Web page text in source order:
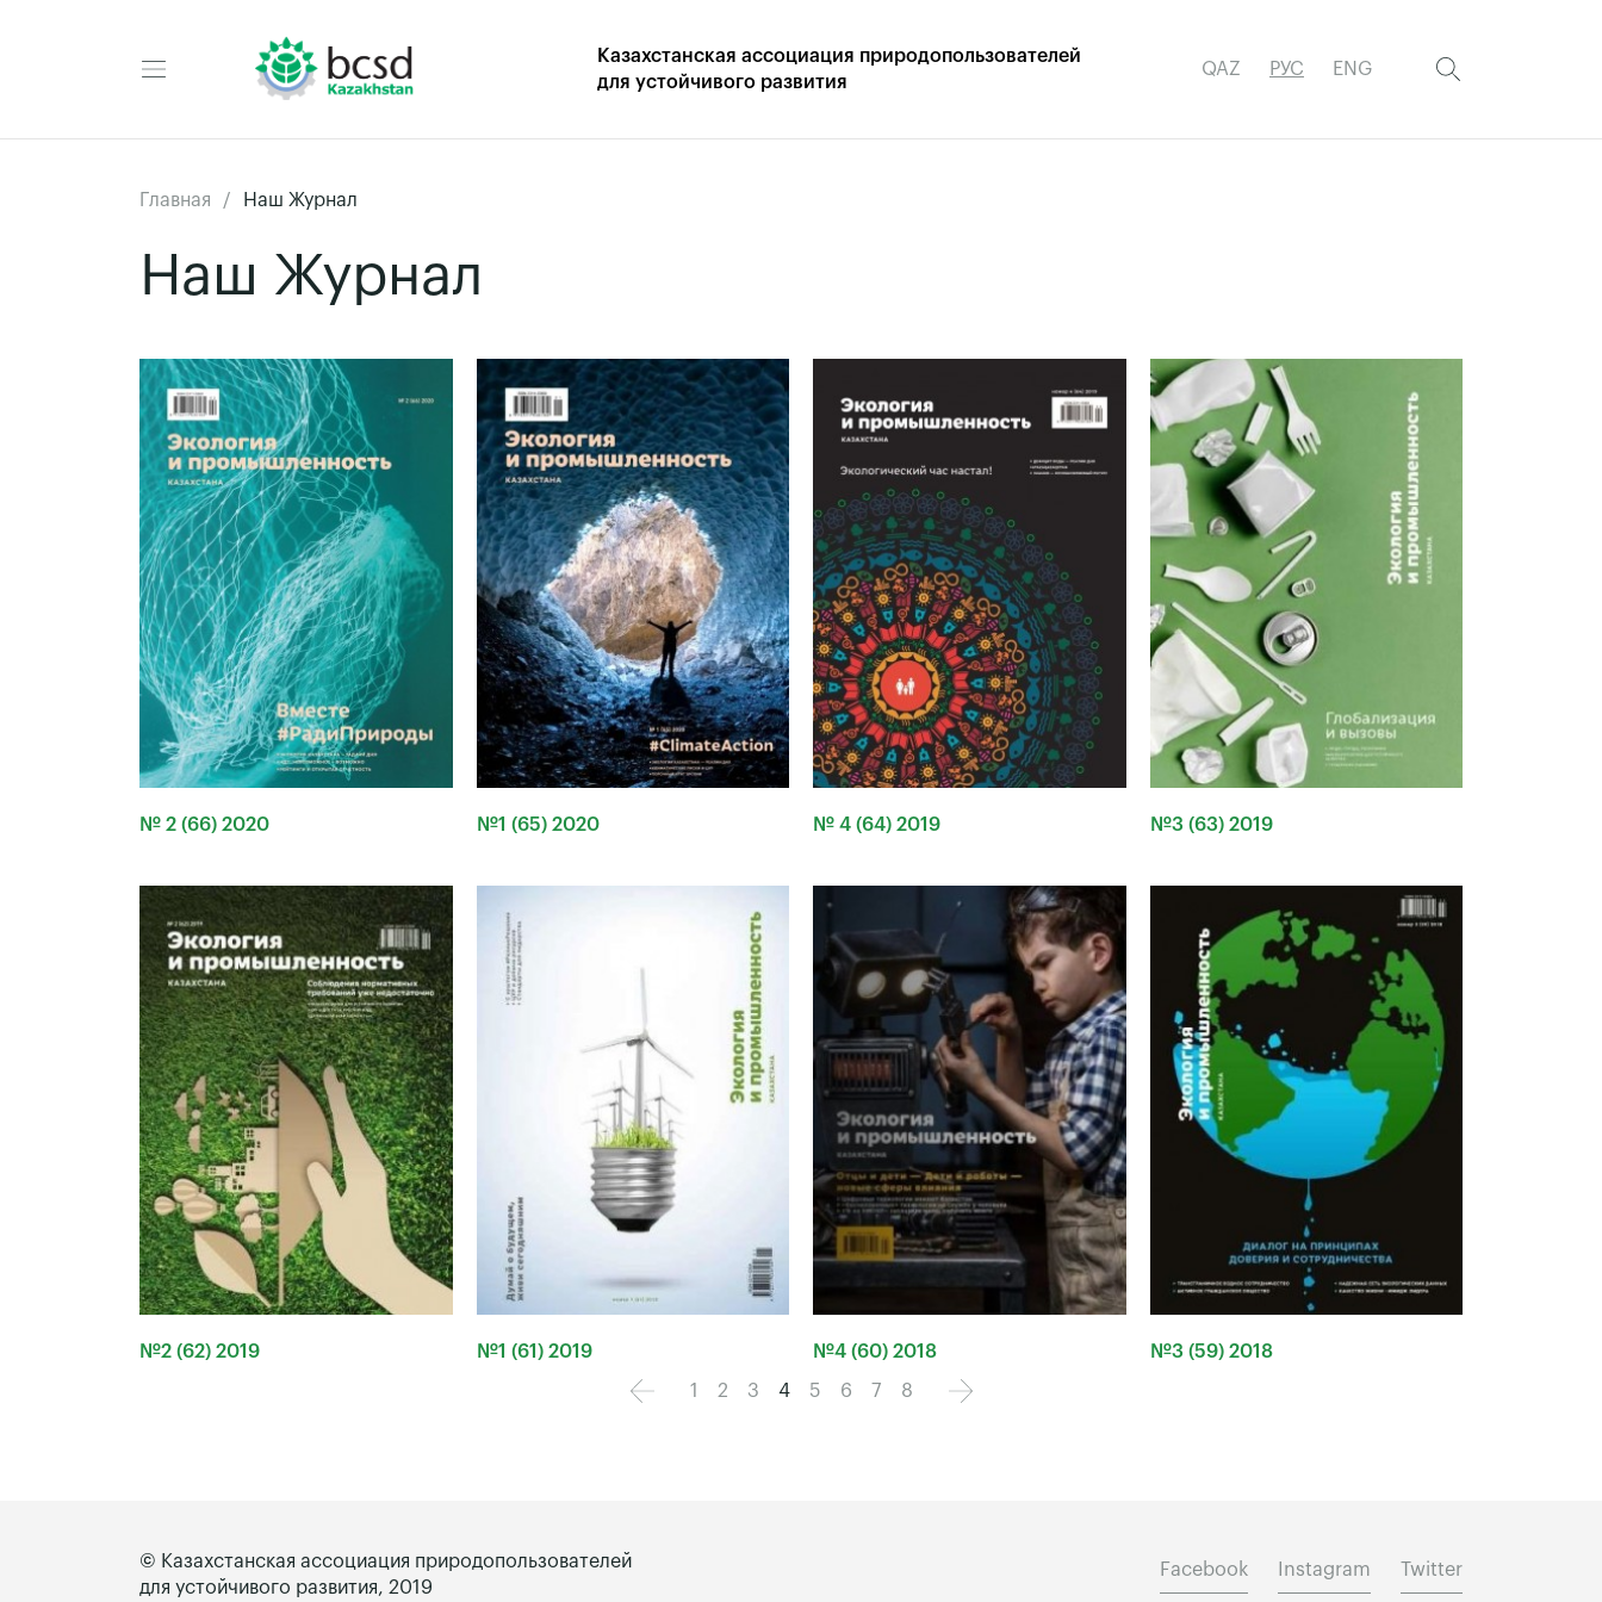
Казахстанская ассоциация природопользователей
для устойчивого развития
QAZ РУС ENG
Главная Наш Журнал
Наш Журнал
№ 2 (66) 2020 №1 (65) 2020 № 4 (64) 2019 №3 (63) 2019
№2 (62) 2019 №1 (61) 2019 №4 (60) 2018 №3 (59) 2018
1 2 3 4 5 6 7 8
© Казахстанская ассоциация природопользователей
для устойчивого развития, 2019
Facebook Instagram Twitter